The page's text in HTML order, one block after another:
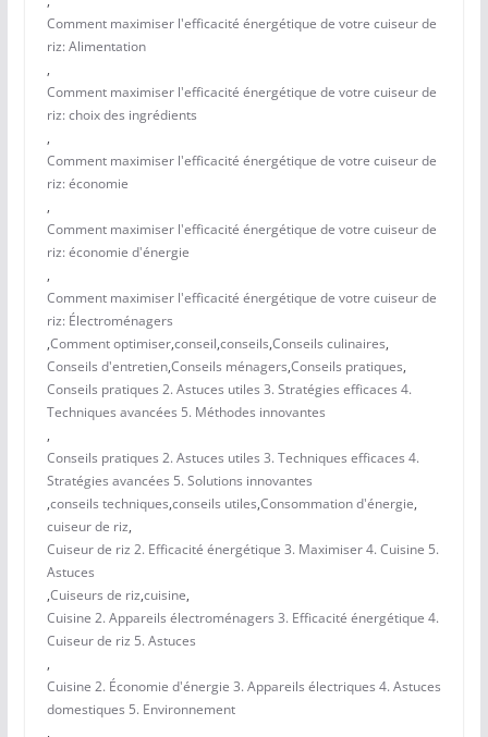
Comment maximiser l'efficacité énergétique de votre cuiseur de
riz: Alimentation
,
Comment maximiser l'efficacité énergétique de votre cuiseur de
riz: choix des ingrédients
,
Comment maximiser l'efficacité énergétique de votre cuiseur de
riz: économie
,
Comment maximiser l'efficacité énergétique de votre cuiseur de
riz: économie d'énergie
,
Comment maximiser l'efficacité énergétique de votre cuiseur de
riz: Électroménagers
,Comment optimiser,conseil,conseils,Conseils culinaires,
Conseils d'entretien,Conseils ménagers,Conseils pratiques,
Conseils pratiques 2. Astuces utiles 3. Stratégies efficaces 4.
Techniques avancées 5. Méthodes innovantes
,
Conseils pratiques 2. Astuces utiles 3. Techniques efficaces 4.
Stratégies avancées 5. Solutions innovantes
,conseils techniques,conseils utiles,Consommation d'énergie,
cuiseur de riz,
Cuiseur de riz 2. Efficacité énergétique 3. Maximiser 4. Cuisine 5.
Astuces
,Cuiseurs de riz,cuisine,
Cuisine 2. Appareils électroménagers 3. Efficacité énergétique 4.
Cuiseur de riz 5. Astuces
,
Cuisine 2. Économie d'énergie 3. Appareils électriques 4. Astuces
domestiques 5. Environnement
,